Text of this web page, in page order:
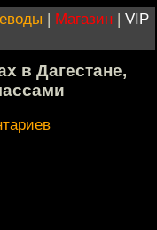
| Магазин | VIP
в Дагестане,